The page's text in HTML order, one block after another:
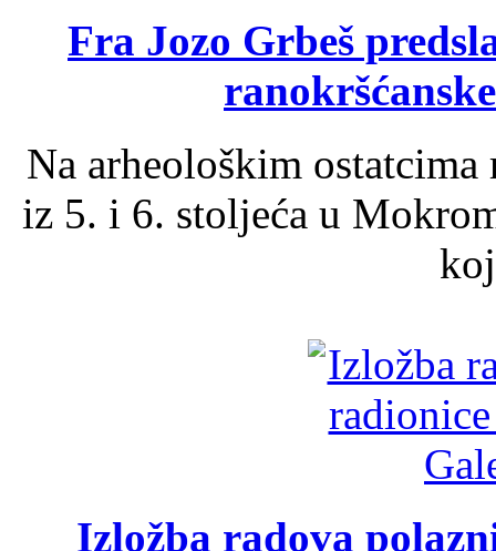
Fra Jozo Grbeš
Na arheološkim
iz 5. i 6. stoljeća u
Izložba radova